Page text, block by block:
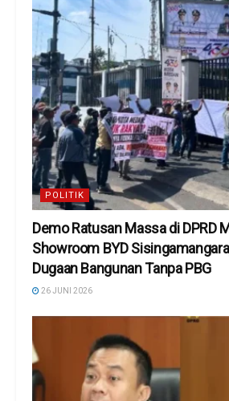
POLITIK
Demo Ratusan Massa di DPRD
Showroom BYD
Dugaan Bangunan Tanpa PBG
26 JUNI 2026